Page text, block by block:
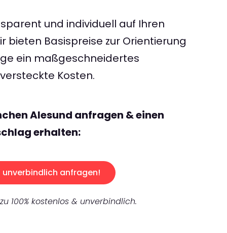
und individuell auf Ihren
bieten Basispreise zur Orientierung
ein maßgeschneidertes
Kosten.
Alesund anfragen & einen
erhalten:
unverbindlich anfragen!
100% kostenlos & unverbindlich.